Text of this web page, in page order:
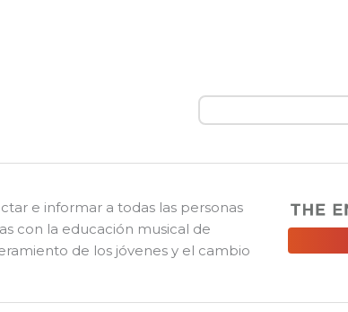
Buscar
e informar a todas las personas
con la educación musical de
de los jóvenes y el cambio